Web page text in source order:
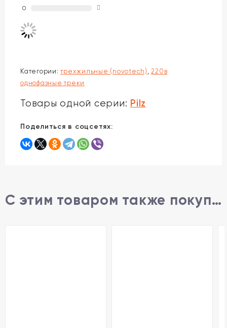
0
Категории:трехжильные (novotech) ,220в
однофазные треки
Товары одной серии: Pilz
Поделиться в соцсетях:
С этим товаром также покупают